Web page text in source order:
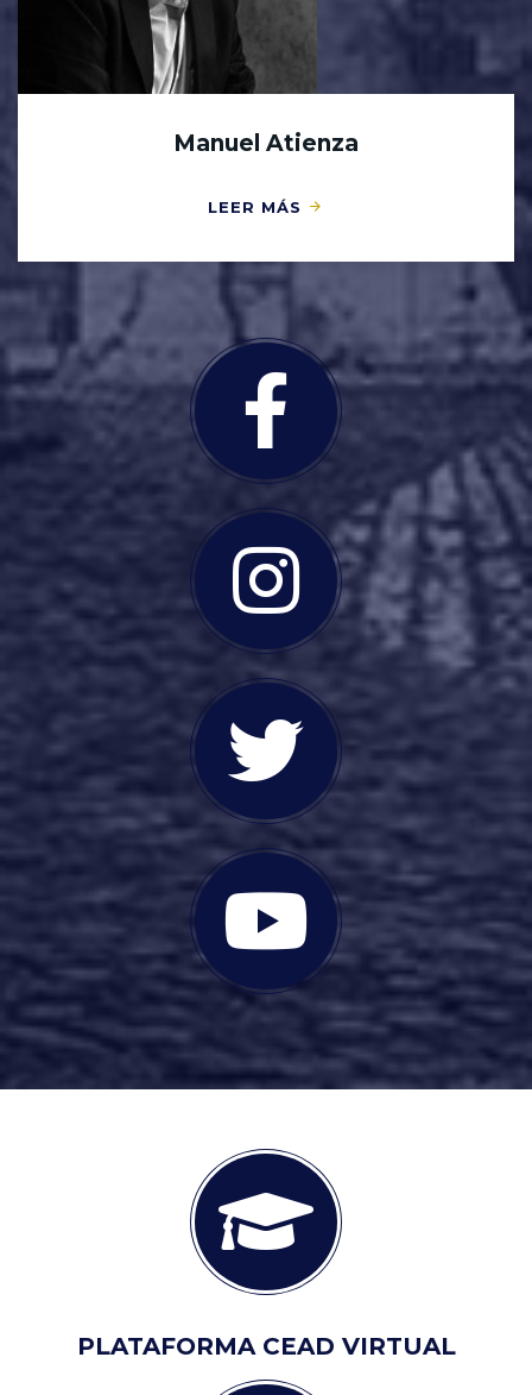
Manuel Atienza
LEER MÁS
PLATAFORMA CEAD VIRTUAL